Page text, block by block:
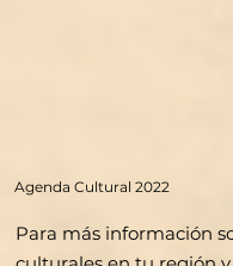
Agenda Cultural 2022
Para más información